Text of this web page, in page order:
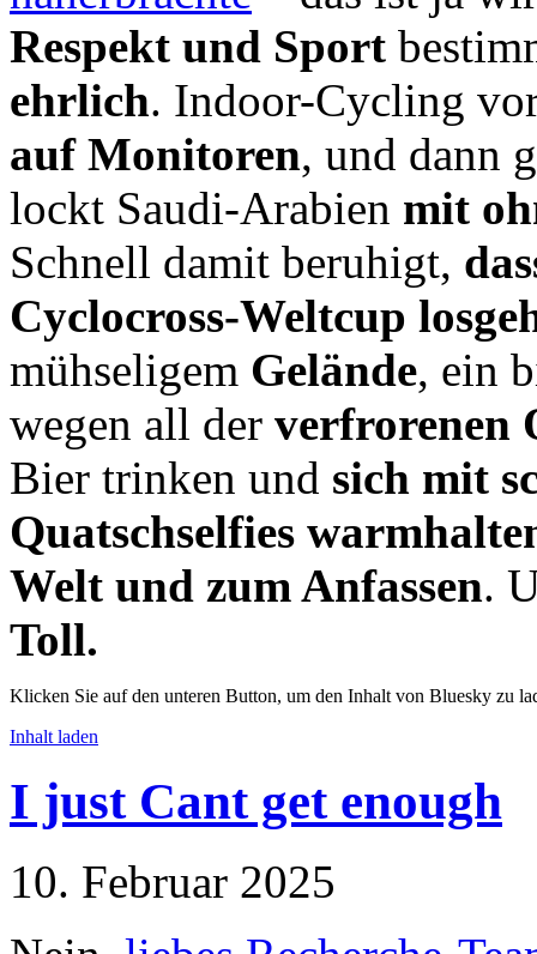
Respekt und Sport
ehrlich. Indoor-Cycling
auf Monitoren, und dann
lockt Saudi-Arabien mit
Schnell damit beruhigt,
Cyclocross-Weltcup
mühseligem Gelände, ein
wegen all der verfrorenen
Bier trinken und sich mit
Quatschselfies
Welt und zum Anfassen.
Toll.
Klicken Sie auf den unteren Button, um den Inhalt von Bluesky zu
Inhalt laden
I just Cant get enough
10. Februar 2025